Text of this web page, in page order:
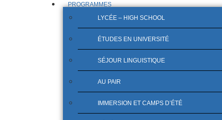
PROGRAMMES
LYCÉE – HIGH SCHOOL
ÉTUDES EN UNIVERSITÉ
SÉJOUR LINGUISTIQUE
AU PAIR
IMMERSION ET CAMPS D’ÉTÉ